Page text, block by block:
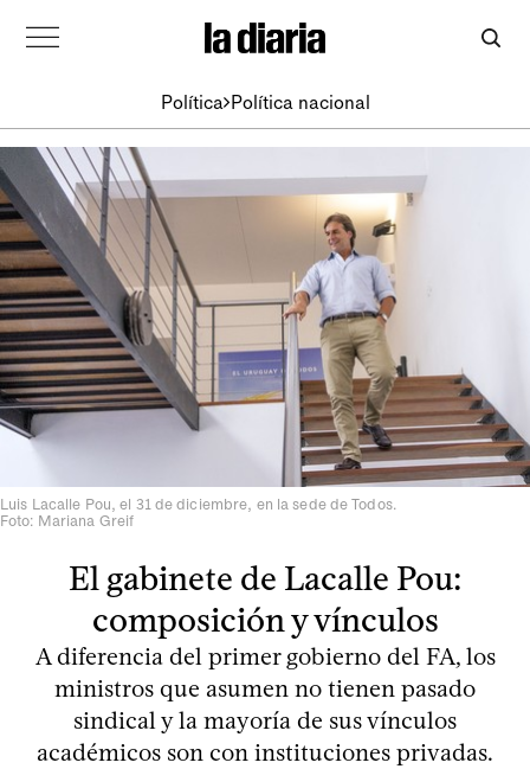
Política Política nacional
Luis Lacalle Pou, el 31 de diciembre, en la sede de Todos.
Foto: Mariana Greif
El gabinete de Lacalle Pou:
composición y vínculos
A diferencia del primer gobierno del FA, los
ministros que asumen no tienen pasado
sindical y la mayoría de sus vínculos
académicos son con instituciones privadas.